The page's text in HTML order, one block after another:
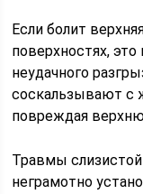
Если болит
поверхностях,
неудачного
соскальзывают с
повреждая
Травмы
неграмотно